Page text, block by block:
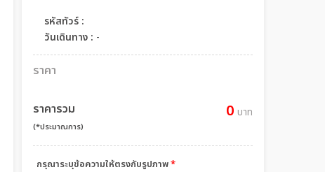
รหัสทัวร์ :
วันเดินทาง : -
ราคา
ราคารวม
(*ประมาณการ)
0 บาท
กรุณาระบุข้อความให้ตรงกับรูปภาพ*